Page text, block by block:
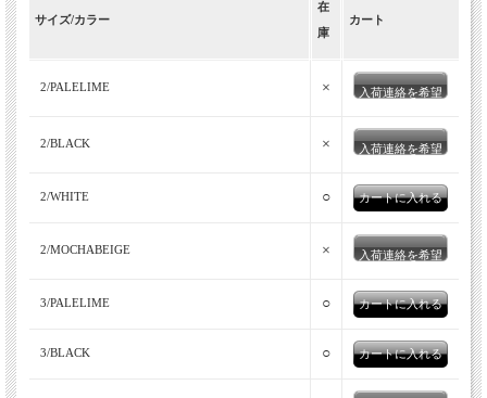
伝統的な近江晒のブロード生地を用いた自
然なシボ感が魅力の、ブランド定番のル
ーズフィット半袖シャツ。
元々はシャツ専業メーカーのMANUAL ALPHABET。こなれたお
値段で質の高いシャツを展開しているのは、皆さんご周知かと思
シリーズ。コストがかかり、工場を選ぶ必要のある縫製方法を極
なデザインに仕上げたシャツがこのルーズフィットシリーズ。毎
統的な近江晒と反発樹脂加工を組み合わせた、表情豊かな50ブロ
ードを使用した半袖の夏モデル「WASHER BROAD LOOSE FIT
肩幅や身幅を広めにとり、リラックスしたルーズなシルエットの
ルーズフィットシャツ。Manual Alphabet定番のルーズフィットシ
サイズ/カラー
在
庫
カート
2/PALELIME × 入荷連絡を希望
2/BLACK × 入荷連絡を希望
2/WHITE ○
2/MOCHABEIGE × 入荷連絡を希望
3/PALELIME ○
3/BLACK ○